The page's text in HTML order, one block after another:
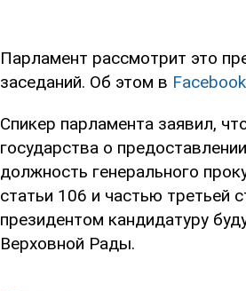
Парламент рассмотрит это
заседаний. Об этом в Facebook
Спикер парламента заявил,
государства о
должность генерального
статьи 106 и частью третьей
президентом кандидатуру
Верховной Рады.